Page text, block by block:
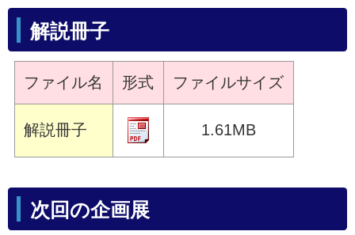
解説冊子
ファイル名 形式 ファイルサイズ
解説冊子 1.61MB
次回の企画展